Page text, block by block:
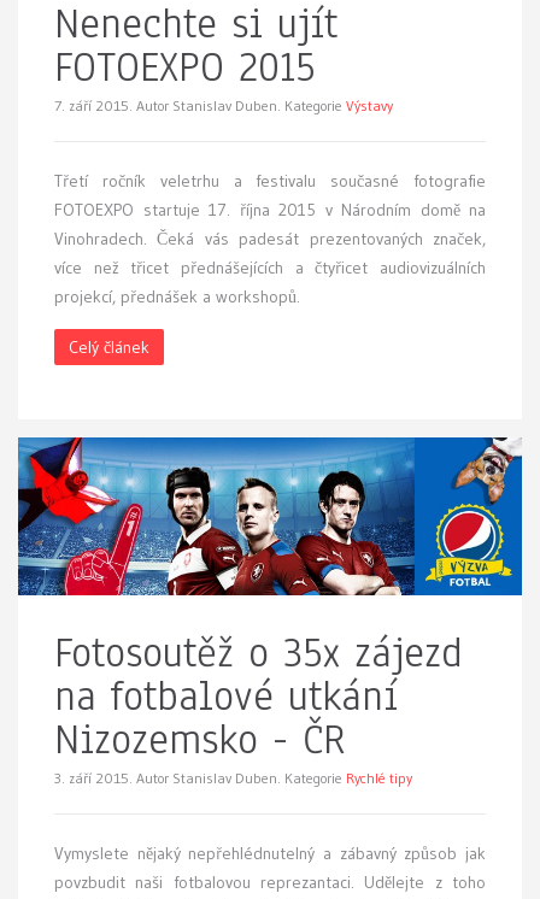
Nenechte si ujít
FOTOEXPO 2015
7. září 2015. Autor Stanislav Duben. Kategorie Výstavy
Třetí ročník veletrhu a festivalu současné fotografie
FOTOEXPO startuje 17. října 2015 v Národním domě na
Vinohradech. Čeká vás padesát prezentovaných značek,
více než třicet přednášejících a čtyřicet audiovizuálních
projekcí, přednášek a workshopů.
Celý článek
Fotosoutěž o 35x zájezd
na fotbalové utkání
Nizozemsko - ČR
3. září 2015. Autor Stanislav Duben. Kategorie Rychlé tipy
Vymyslete nějaký nepřehlédnutelný a zábavný způsob jak
povzbudit naši fotbalovou reprezantaci. Udělejte z toho